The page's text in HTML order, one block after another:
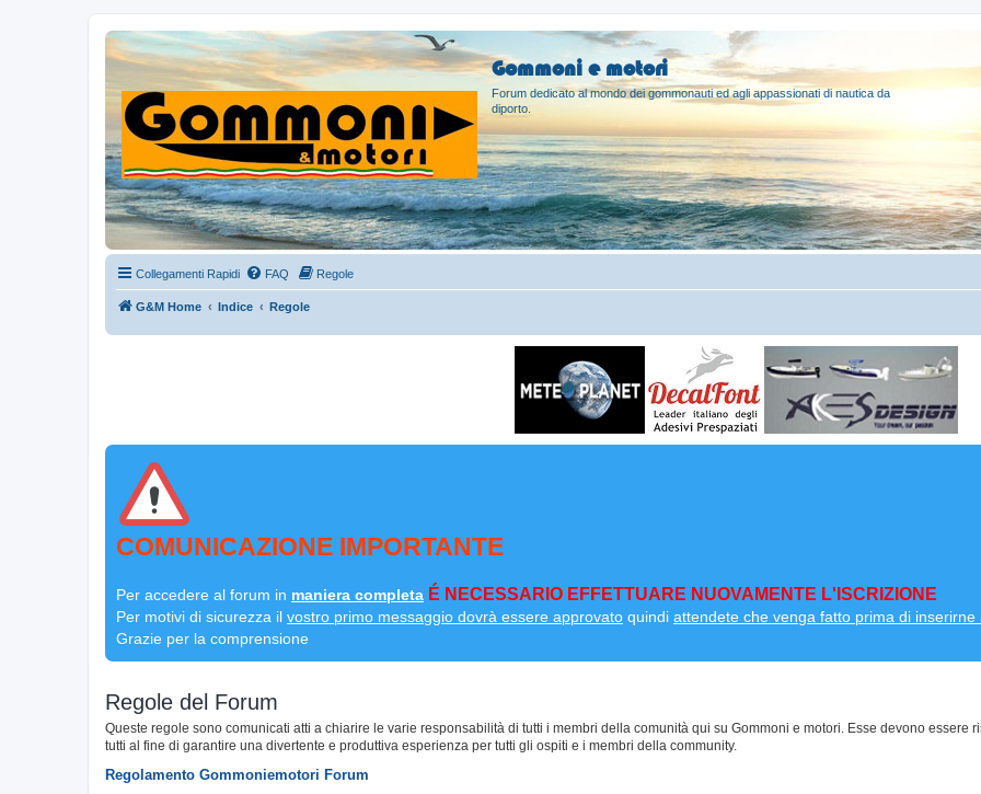
Gommoni e motori
Forum dedicato al mondo dei gommonauti ed agli appassionati di nautica da
diporto.
Collegamenti Rapidi FAQ Regole
G&M Home Indice Regole
COMUNICAZIONE IMPORTANTE
Per accedere al forum in maniera completa É NECESSARIO EFFETTUARE NUOVAMENTE L'ISCRIZIONE
Per motivi di sicurezza il vostro primo messaggio dovrà essere approvato quindi attendete che venga fatto prima di inserirne
Grazie per la comprensione
Regole del Forum
Queste regole sono comunicati atti a chiarire le varie responsabilità di tutti i membri della comunità qui su Gommoni e motori. Esse devono essere
tutti al fine di garantire una divertente e produttiva esperienza per tutti gli ospiti e i membri della community.
Regolamento Gommoniemotori Forum